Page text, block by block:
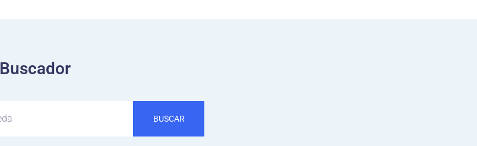
Buscador
BUSCAR